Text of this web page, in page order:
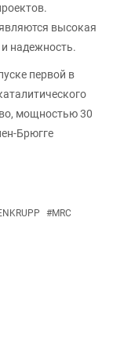
высокая
надежность.
первой в
мощностью 30
Брюгге
#MRC